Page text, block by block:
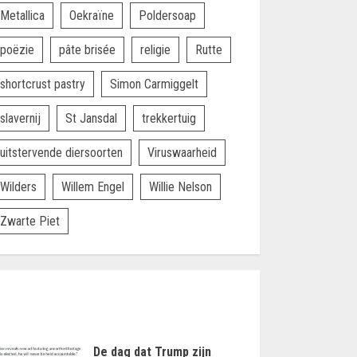
Metallica Oekraïne Poldersoap
poëzie pâte brisée religie Rutte
shortcrust pastry Simon Carmiggelt
slavernij St Jansdal trekkertuig
uitstervende diersoorten Viruswaarheid
Wilders Willem Engel Willie Nelson
Zwarte Piet
De dag dat Trump zijn